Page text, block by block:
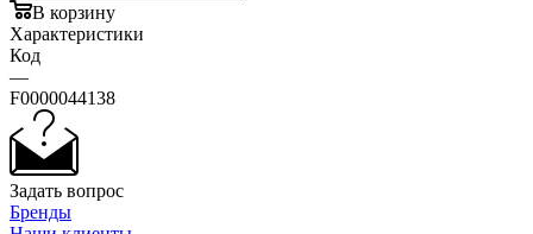
В корзину
Характеристики
Код
—
F0000044138
Задать вопрос
Бренды